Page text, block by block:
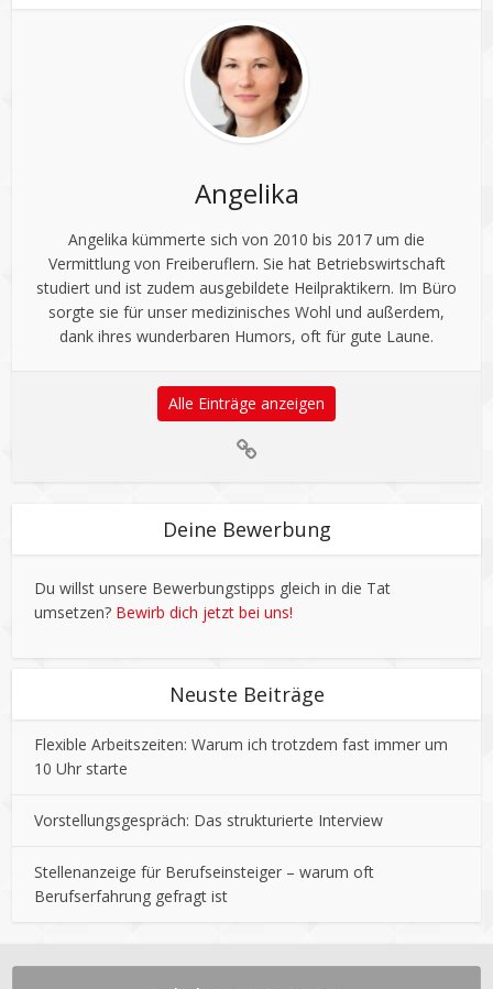
Angelika
Angelika kümmerte sich von 2010 bis 2017 um die
Vermittlung von Freiberuflern. Sie hat Betriebswirtschaft
studiert und ist zudem ausgebildete Heilpraktikern. Im Büro
sorgte sie für unser medizinisches Wohl und außerdem,
dank ihres wunderbaren Humors, oft für gute Laune.
Alle Einträge anzeigen
Deine Bewerbung
Du willst unsere Bewerbungstipps gleich in die Tat
umsetzen? Bewirb dich jetzt bei uns!
Neuste Beiträge
Flexible Arbeitszeiten: Warum ich trotzdem fast immer um
10 Uhr starte
Vorstellungsgespräch: Das strukturierte Interview
Stellenanzeige für Berufseinsteiger – warum oft
Berufserfahrung gefragt ist